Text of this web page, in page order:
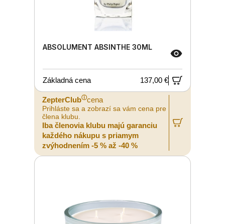
ABSOLUMENT ABSINTHE 30ML
Základná cena 137,00 €
ZepterClubⓘcena
Prihláste sa a zobrazí sa vám cena pre
člena klubu.
Iba členovia klubu majú garanciu
každého nákupu s priamym
zvýhodnením -5 % až -40 %